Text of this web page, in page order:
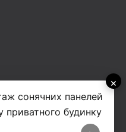
×